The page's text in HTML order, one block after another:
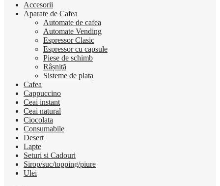
Accesorii
Aparate de Cafea
Automate de cafea
Automate Vending
Espressor Clasic
Espressor cu capsule
Piese de schimb
Râșniță
Sisteme de plata
Cafea
Cappuccino
Ceai instant
Ceai natural
Ciocolata
Consumabile
Desert
Lapte
Seturi si Cadouri
Sirop/suc/topping/piure
Ulei